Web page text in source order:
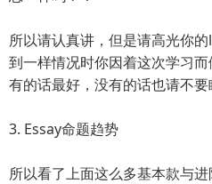
所以请认真讲，但是请高光你
到一样情况时你因着这次学习
有的话最好，没有的话也请不要
3. Essay命题趋势
所以看了上面这么多基本款与